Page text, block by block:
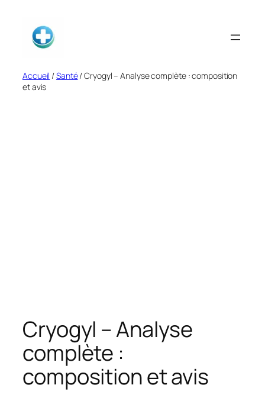
contenu
Accueil /Santé/ Cryogyl – Analyse complète : composition
et avis
Cryogyl – Analyse
complète :
composition et avis